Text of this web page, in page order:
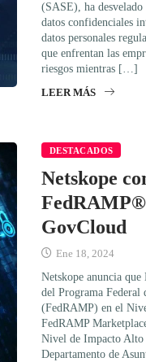
(SASE), ha
datos confidenciales
datos personales
que enfrentan las
riesgos mientras […]
LEER MÁS
DESTACADOS
Netskope
GovCloud
Ene 18, 2024
Netskope anuncia
del Programa Federal
(FedRAMP) en el
FedRAMP
Nivel de Impacto Alto
Departamento de